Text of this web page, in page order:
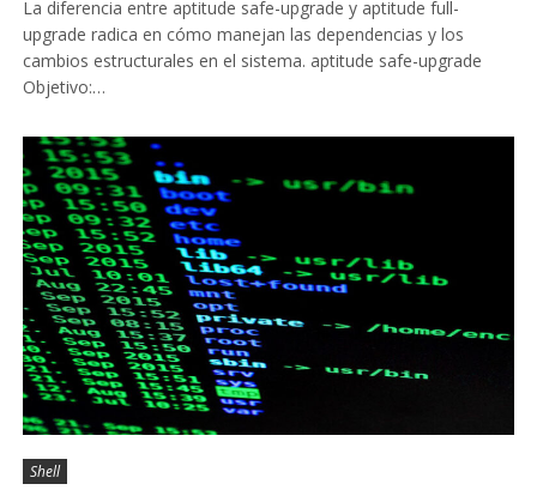
La diferencia entre aptitude safe-upgrade y aptitude full-
upgrade radica en cómo manejan las dependencias y los
cambios estructurales en el sistema. aptitude safe-upgrade
Objetivo:…
Shell